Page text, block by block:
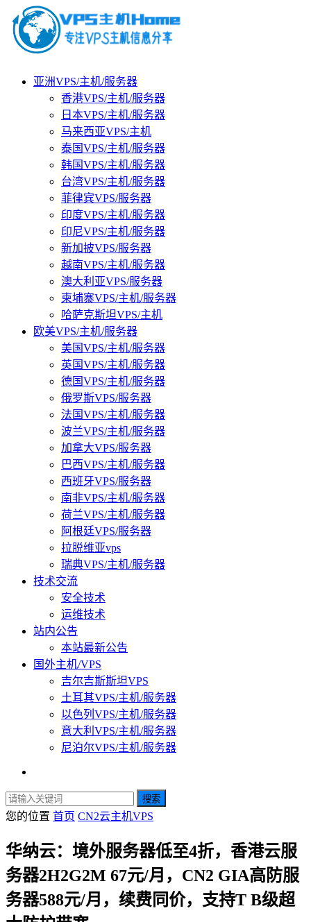
亚洲VPS/主机/服务器
香港VPS/主机/服务器
日本VPS/主机/服务器
马来西亚VPS/主机
泰国VPS/主机/服务器
韩国VPS/主机/服务器
台湾VPS/主机/服务器
菲律宾VPS/服务器
印度VPS/主机/服务器
印尼VPS/主机/服务器
新加披VPS/服务器
越南VPS/主机/服务器
澳大利亚VPS/服务器
柬埔寨VPS/主机/服务器
哈萨克斯坦VPS/主机
欧美VPS/主机/服务器
美国VPS/主机/服务器
英国VPS/主机/服务器
德国VPS/主机/服务器
俄罗斯VPS/服务器
法国VPS/主机/服务器
波兰VPS/主机/服务器
加拿大VPS/服务器
巴西VPS/主机/服务器
西班牙VPS/服务器
南非VPS/主机/服务器
荷兰VPS/主机/服务器
阿根廷VPS/服务器
拉脱维亚vps
瑞典VPS/主机/服务器
技术交流
安全技术
运维技术
站内公告
本站最新公告
国外主机/VPS
吉尔吉斯斯坦VPS
土耳其VPS/主机/服务器
以色列VPS/主机/服务器
意大利VPS/主机/服务器
尼泊尔VPS/主机/服务器
搜索
您的位置 首页 CN2云主机VPS
华纳云：境外服务器低至4折，香港云服
务器2H2G2M 67元/月，CN2 GIA高防服
务器588元/月，续费同价，支持T B级超